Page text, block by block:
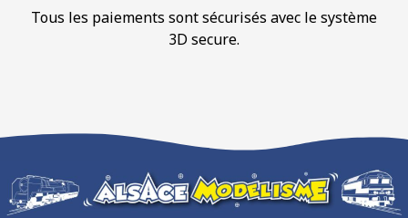
Tous les paiements sont sécurisés avec le système
3D secure.